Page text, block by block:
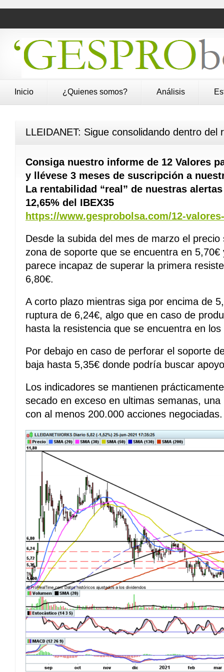
Inicio ¿Quienes somos? Análisis
LLEIDANET: Sigue consolidando dentro del
Consiga nuestro informe de 12 Valores
y llévese 3 meses de suscripción a
La rentabilidad “real” de nuestras
12,65% del IBEX35
https://www.gesprobolsa.com/12-
Desde la subida del mes de marzo el
zona de soporte que se encuentra en
parece incapaz de superar la primera
6,80€.
A corto plazo mientras siga por encima de
ruptura de 6,24€, algo que en caso de
hasta la resistencia que se encuentra en
Por debajo en caso de perforar el soporte
baja hasta 5,35€ donde podría buscar
Los indicadores se mantienen
secado en exceso en ultimas semanas,
con al menos 200.000 acciones negociadas.